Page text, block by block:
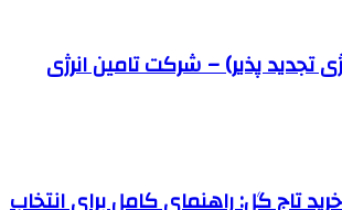
تجدید پذیر) – شرکت تامین انرژی
تاج گل: راهنمای کامل برای انتخاب